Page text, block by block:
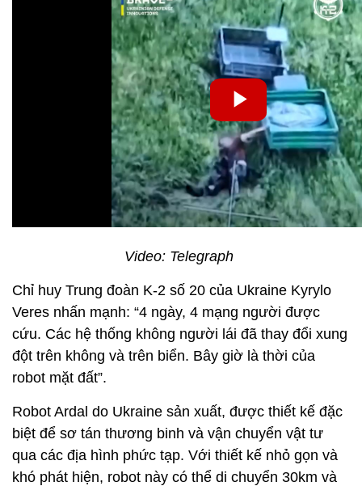
Video: Telegraph
Chỉ huy Trung đoàn K-2 số 20 của Ukraine Kyrylo
Veres nhấn mạnh: “4 ngày, 4 mạng người được
cứu. Các hệ thống không người lái đã thay đổi xung
đột trên không và trên biển. Bây giờ là thời của
robot mặt đất”.
Robot Ardal do Ukraine sản xuất, được thiết kế đặc
biệt để sơ tán thương binh và vận chuyển vật tư
qua các địa hình phức tạp. Với thiết kế nhỏ gọn và
khó phát hiện, robot này có thể di chuyển 30km và